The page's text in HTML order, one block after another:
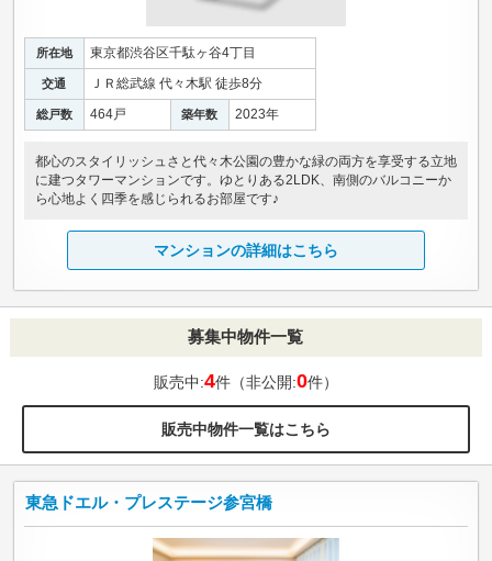
所在地 東京都渋谷区千駄ヶ谷4丁目
交通 ＪＲ総武線 代々木駅 徒歩8分
総戸数 464戸 築年数 2023年
都心のスタイリッシュさと代々木公園の豊かな緑の両方を享受する立地
に建つタワーマンションです。ゆとりある2LDK、南側のバルコニーか
ら心地よく四季を感じられるお部屋です♪
マンションの詳細はこちら
募集中物件一覧
販売中:4件（非公開:0件）
販売中物件一覧はこちら
東急ドエル・プレステージ参宮橋